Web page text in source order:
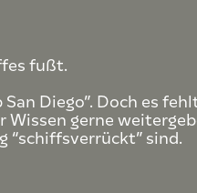
fußt.
Diego”. Doch es
Wissen gerne
“schiffsverrückt” sind.